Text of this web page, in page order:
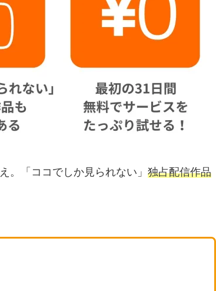
。「ココでしか見られない」 独占配信作品